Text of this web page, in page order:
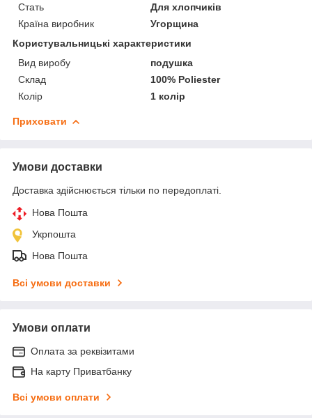
Стать
Для хлопчиків
Країна виробник
Угорщина
Користувальницькі характеристики
Вид виробу
подушка
Склад
100% Poliester
Колір
1 колір
Приховати
Умови доставки
Доставка здійснюється тільки по передоплаті.
Нова Пошта
Укрпошта
Нова Пошта
Всі умови доставки
Умови оплати
Оплата за реквізитами
На карту Приватбанку
Всі умови оплати